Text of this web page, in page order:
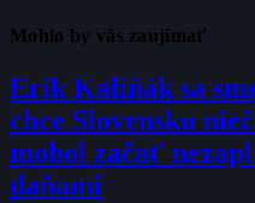
Mohlo by vás zaujímať
Erik Kaliňák sa
chce Slovensku
mohol začať
daňami